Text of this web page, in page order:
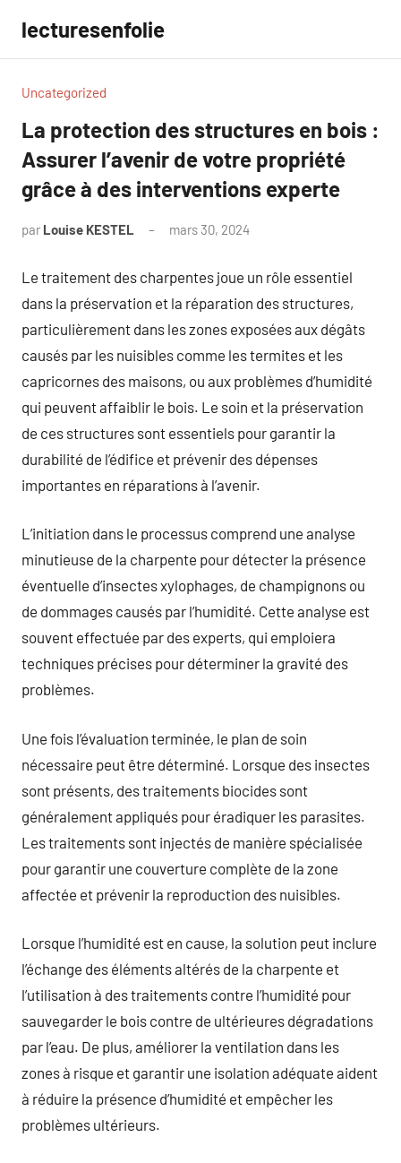
contenu
lecturesenfolie
Uncategorized
La protection des structures en bois :
Assurer l’avenir de votre propriété
grâce à des interventions experte
par Louise KESTEL mars 30, 2024
Le traitement des charpentes joue un rôle essentiel
dans la préservation et la réparation des structures,
particulièrement dans les zones exposées aux dégâts
causés par les nuisibles comme les termites et les
capricornes des maisons, ou aux problèmes d’humidité
qui peuvent affaiblir le bois. Le soin et la préservation
de ces structures sont essentiels pour garantir la
durabilité de l’édifice et prévenir des dépenses
importantes en réparations à l’avenir.
L’initiation dans le processus comprend une analyse
minutieuse de la charpente pour détecter la présence
éventuelle d’insectes xylophages, de champignons ou
de dommages causés par l’humidité. Cette analyse est
souvent effectuée par des experts, qui emploiera
techniques précises pour déterminer la gravité des
problèmes.
Une fois l’évaluation terminée, le plan de soin
nécessaire peut être déterminé. Lorsque des insectes
sont présents, des traitements biocides sont
généralement appliqués pour éradiquer les parasites.
Les traitements sont injectés de manière spécialisée
pour garantir une couverture complète de la zone
affectée et prévenir la reproduction des nuisibles.
Lorsque l’humidité est en cause, la solution peut inclure
l’échange des éléments altérés de la charpente et
l’utilisation à des traitements contre l’humidité pour
sauvegarder le bois contre de ultérieures dégradations
par l’eau. De plus, améliorer la ventilation dans les
zones à risque et garantir une isolation adéquate aident
à réduire la présence d’humidité et empêcher les
problèmes ultérieurs.